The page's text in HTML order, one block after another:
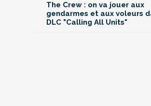
The Crew : on va jouer aux
gendarmes et aux voleurs
DLC "Calling All Units"